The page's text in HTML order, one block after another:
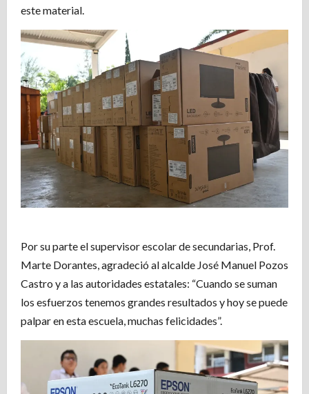
este material.
Por su parte el supervisor escolar de secundarias, Prof.
Marte Dorantes, agradeció al alcalde José Manuel Pozos
Castro y a las autoridades estatales: “Cuando se suman
los esfuerzos tenemos grandes resultados y hoy se puede
palpar en esta escuela, muchas felicidades”.